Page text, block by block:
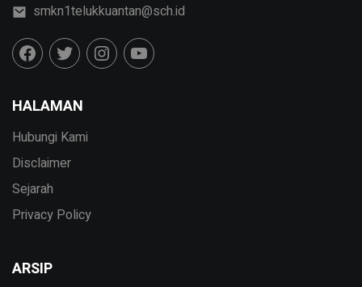
smkn1telukkuantan@sch.id
HALAMAN
Hubungi Kami
Disclaimer
Sejarah
Privacy Policy
ARSIP